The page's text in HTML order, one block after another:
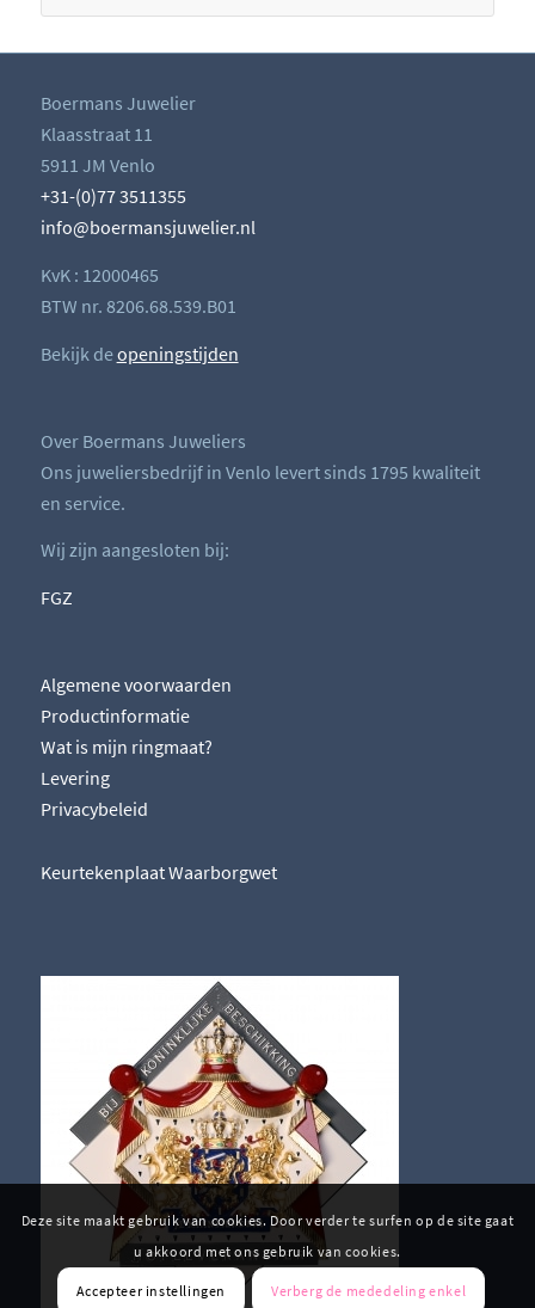
Boermans Juwelier
Klaasstraat 11
5911 JM Venlo
+31-(0)77 3511355
info@boermansjuwelier.nl
KvK : 12000465
BTW nr. 8206.68.539.B01
Bekijk deopeningstijden
Over Boermans Juweliers
Ons juweliersbedrijf in Venlo levert sinds 1795 kwaliteit
en service.
Wij zijn aangesloten bij:
FGZ
Algemene voorwaarden
Productinformatie
Wat is mijn ringmaat?
Levering
Privacybeleid
Keurtekenplaat Waarborgwet
Deze site maakt gebruik van cookies. Door verder te surfen op de site gaat
u akkoord met ons gebruik van cookies.
Accepteer instellingen Verberg de mededeling enkel